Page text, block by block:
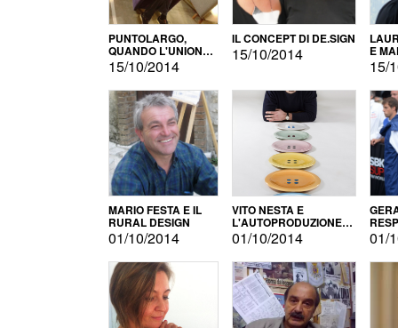
PUNTOLARGO,
QUANDO L'UNIONE
FA LA FORZA E
VINCE
15/10/2014
IL CONCEPT DI DE.SIGN
15/10/2014 E
15/
MARIO FESTA E IL
RURAL DESIGN
01/10/2014
VITO NESTA E
L'AUTOPRODUZIONE
COME RECUPERO DEI
SIMBOLI
01/10/2014 01/